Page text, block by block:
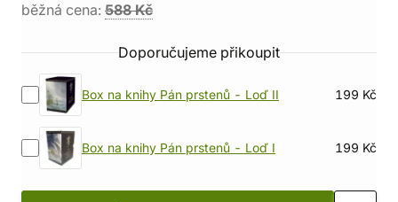
běžná cena: 588 Kč
Doporučujeme přikoupit
Box na knihy Pán prstenů - Loď II 199 Kč
Box na knihy Pán prstenů - Loď I 199 Kč